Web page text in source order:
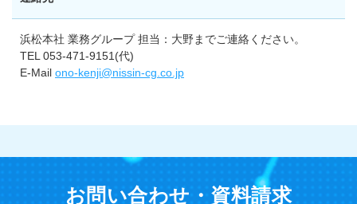
浜松本社 業務グループ 担当：大野までご連絡ください。
TEL 053-471-9151(代)
E-Mail ono-kenji@nissin-cg.co.jp
お問い合わせ・資料請求